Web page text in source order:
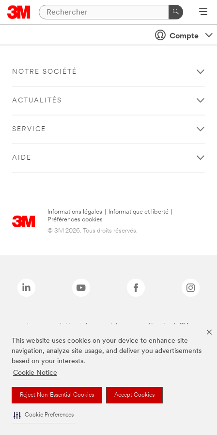
This website uses cookies on your device to enhance site
navigation, analyze site usage, and deliver you advertisements
based on your interests.
Cookie Notice
Reject Non-Essential Cookies Accept Cookies
Cookie Preferences
Compte
NOTRE SOCIÉTÉ
ACTUALITÉS
SERVICE
AIDE
Informations légales Informatique et liberté
Préférences cookies
© 3M 2026. Tous droits réservés.
Les marques listées ci-dessus sont des marques déposées de 3M.